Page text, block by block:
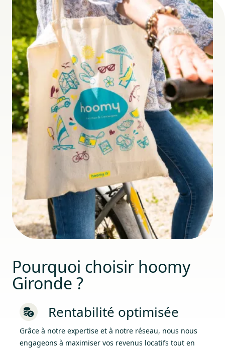
Pourquoi choisir hoomy
Gironde ?
Rentabilité optimisée
Grâce à notre expertise et à notre réseau, nous nous
engageons à maximiser vos revenus locatifs tout en